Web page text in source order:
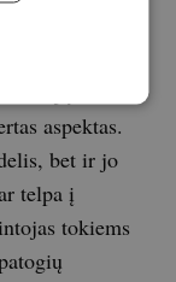
ir,
aspektas.
bet ir jo
telpa į
tokiems